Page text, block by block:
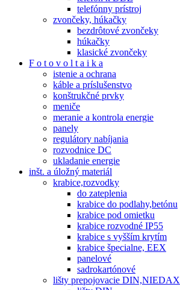
telefónny prístroj
zvončeky, húkačky
bezdrôtové zvončeky
húkačky
klasické zvončeky
F o t o v o l t a i k a
istenie a ochrana
káble a príslušenstvo
konštrukčné prvky
meniče
meranie a kontrola energie
panely
regulátory nabíjania
rozvodnice DC
ukladanie energie
inšt. a úložný materiál
krabice,rozvodky
do zateplenia
krabice do podlahy,betónu
krabice pod omietku
krabice rozvodné IP55
krabice s vyšším krytím
krabice špecialne, EEX
panelové
sadrokartónové
lišty prepojovacie DIN,NIEDAX